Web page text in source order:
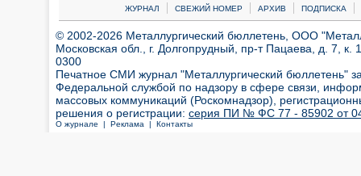
ЖУРНАЛ | СВЕЖИЙ НОМЕР | АРХИВ | ПОДПИСКА |
© 2002-2026 Металлургический бюллетень, ООО
Московская обл., г. Долгопрудный, пр-т Пацаева, д. 7,
0300
Печатное СМИ журнал "Металлургический бюллетень"
Федеральной службой по надзору в сфере связи,
массовых коммуникаций (Роскомнадзор),
решения о регистрации: серия ПИ № ФС 77 - 85902 от 04
О журнале | Реклама | Контакты